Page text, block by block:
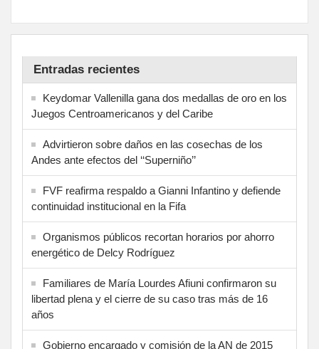
Entradas recientes
Keydomar Vallenilla gana dos medallas de oro en los
Juegos Centroamericanos y del Caribe
Advirtieron sobre daños en las cosechas de los
Andes ante efectos del ‘‘Superniño’’
FVF reafirma respaldo a Gianni Infantino y defiende
continuidad institucional en la Fifa
Organismos públicos recortan horarios por ahorro
energético de Delcy Rodríguez
Familiares de María Lourdes Afiuni confirmaron su
libertad plena y el cierre de su caso tras más de 16
años
Gobierno encargado y comisión de la AN de 2015